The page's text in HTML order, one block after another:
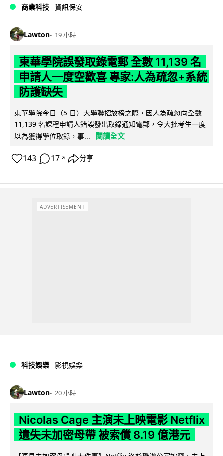
商業科技 資訊保安
Lawton 19 小時
東華學院誤發取錄電郵 全數 11,139 名
申請人一度空歡喜 專家:人為疏忽+系統
防護缺失
東華學院今日（5 日）大學聯招放榜之際，因人為疏忽向全數
11,139 名課程申請人錯誤發出取錄通知電郵，令大批考生一度
以為獲得學位取錄，事...
閱讀全文
143 17 ↗ 分享
ADVERTISEMENT
科技娛樂 影視娛樂
Lawton 20 小時
Nicolas Cage 主演未上映電影 Netflix
遺失未加密母帶 被索償 8.19 億港元